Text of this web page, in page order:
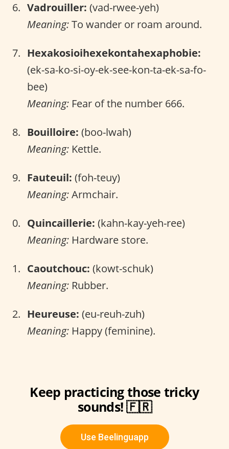
Vadrouiller: (vad-rwee-yeh)
Meaning:To wander or roam around.
Hexakosioihexekontahexaphobie:
(ek-sa-ko-si-oy-ek-see-kon-ta-ek-sa-fo-
bee)
Meaning: Fear of the number 666.
Bouilloire: (boo-lwah)
Meaning: Kettle.
Fauteuil: (foh-teuy)
Meaning:Armchair.
Quincaillerie: (kahn-kay-yeh-ree)
Meaning: Hardware store.
Caoutchouc: (kowt-schuk)
Meaning: Rubber.
Heureuse: (eu-reuh-zuh)
Meaning: Happy (feminine).
Keep practicing those tricky
sounds! 🇫🇷
Use Beelinguapp